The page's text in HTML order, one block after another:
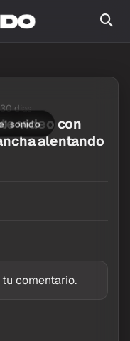
sonido
dias
video con
alentando
comentario.